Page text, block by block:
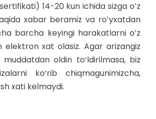
14-20 kun ichida sizga oʻz
xabar beramiz va roʻyxatdan
barcha keyingi harakatlarni oʻz
elektron xat olasiz. Agar arizangiz
muddatdan oldin to‘ldirilmasa, biz
ko‘rib chiqmagunimizcha,
xati kelmaydi.